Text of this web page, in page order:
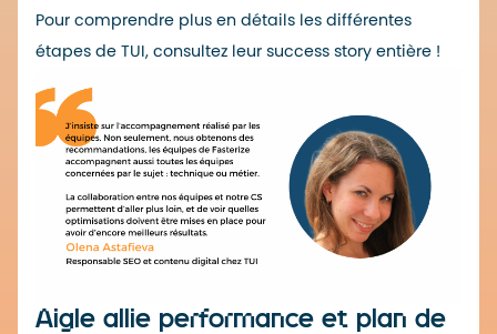
Pour comprendre plus en détails les différentes
étapes de TUI, consultez leur success story entière !
Aigle allie performance et plan de